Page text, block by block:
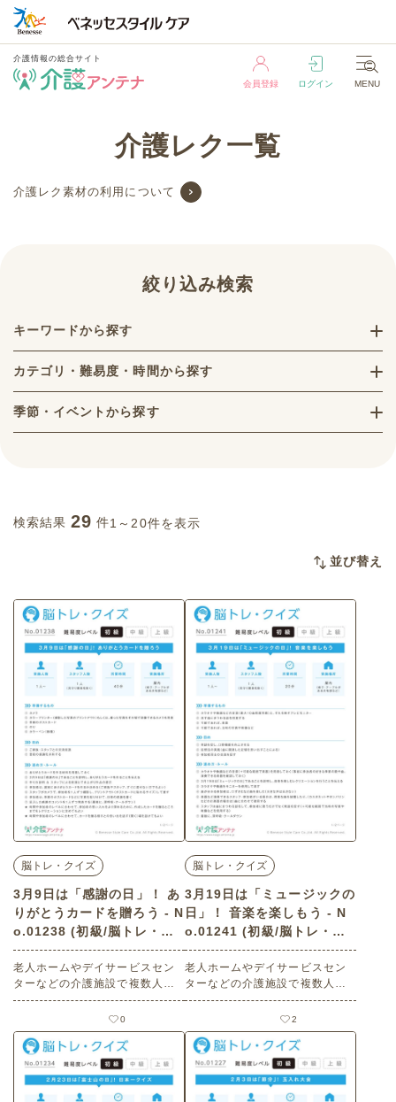
介護情報の総合サイト
会員登録 ログイン MENU
会員登録
介護レク一覧
介護レク素材の利用について
絞り込み検索
キーワードから探す
カテゴリ・難易度・時間から探す
季節・イベントから探す
検索結果 29 件1～20件を表示
並び替え
脳トレ・クイズ
3月9日は「感謝の日」！ あ
りがとうカードを贈ろう - N
o.01238 (初級/脳トレ・ク
イズの介護レク素材)
老人ホームやデイサービスセン
ターなどの介護施設で複数人で
楽しめる3月9日は「感謝の日」
にまつわる高齢者向けレクリエ
ーション（ 脳トレ・クイズ・初
級）です。 関連キーワード：コ
ミュニケーション・会話の促
進・家族との交流・スタッフと
の交流・脳の活性化・感謝の共
0
脳トレ・クイズ
3月19日は「ミュージックの
日」！ 音楽を楽しもう - N
o.01241 (初級/脳トレ・ク
イズの介護レク素材)
老人ホームやデイサービスセン
ターなどの介護施設で複数人で
楽しめる3月19日は「ミュージッ
クの日」にまつわる高齢者向け
レクリエーション（ 脳トレ・ク
イズ・初級）です。 関連キーワ
ード：コミュニケーション・会
話の促進・交流・脳の活性化・
回想法の実践・発語促進・口腔
2